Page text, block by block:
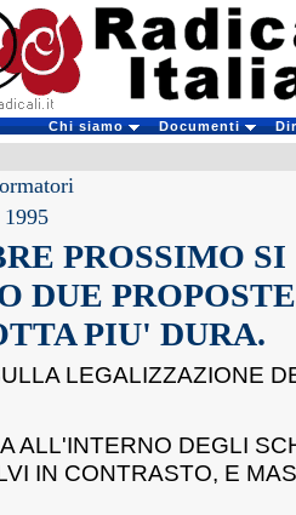
Chi siamo Documenti
1995
PROSSIMO SI
DUE
PIU' DURA.
LEGALIZZAZIONE
ALL'INTERNO DEGLI
IN CONTRASTO, E